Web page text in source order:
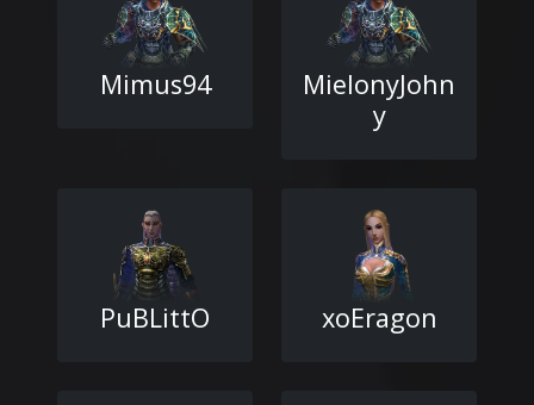
Mimus94
MielonyJohn
y
PuBLittO xoEragon